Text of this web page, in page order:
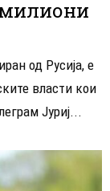
милиони
од Русија, е
власти кои
Јуриј...